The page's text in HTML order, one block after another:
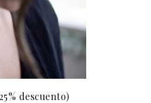
descuento)